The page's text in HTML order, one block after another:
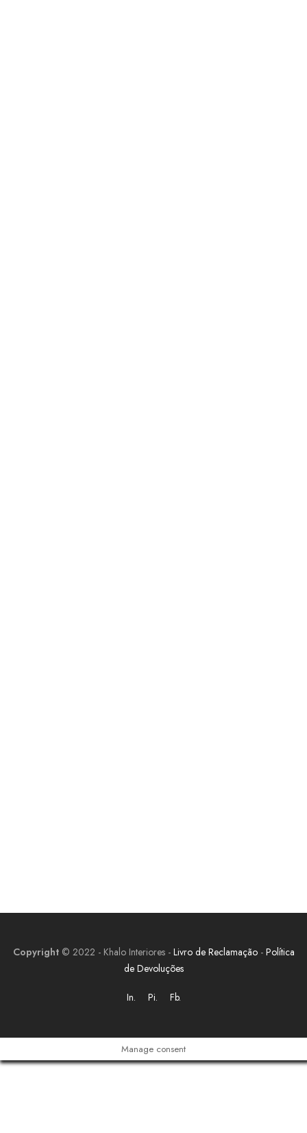
Copyright© 2022 - Khalo Interiores - Livro de Reclamação- Política
de Devoluções
In. Pi. Fb.
Manage consent